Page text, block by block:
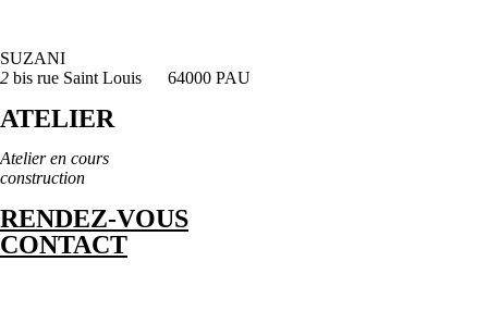
SUZANI
2 bis rue Saint Louis 64000 PAU
ATELIER
Atelier en cours
construction
RENDEZ-VOUS
CONTACT